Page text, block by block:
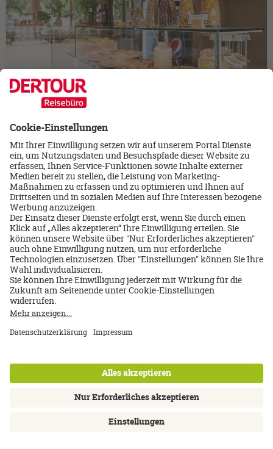
Unsere Spezialisten
beraten Sie gerne:
Kostenlose Beratung durch
unsere versierten Reise-
Spezialisten
Kostenloses
Angebot
während und nach der
Reise
Wir übernehmen die
mühsame Reiseplanung